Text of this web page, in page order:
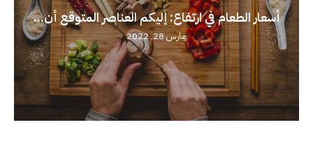
أسعار الطعام في ارتفاع: إليكم العناصر المتوقع أن...
مارس 28, 2022